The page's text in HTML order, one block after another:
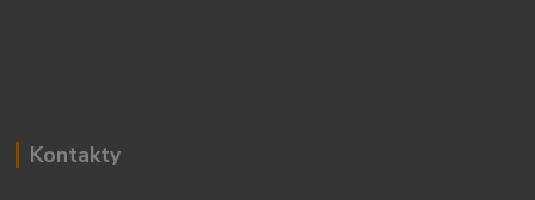
Kontakty